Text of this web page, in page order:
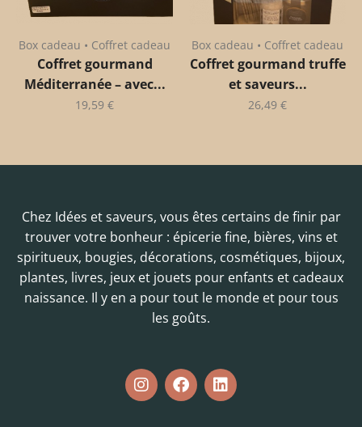
Box cadeau • Coffret cadeau
Coffret gourmand
Méditerranée – avec...
19,59 €
Box cadeau • Coffret cadeau
Coffret gourmand truffe
et saveurs...
26,49 €
Chez Idées et saveurs, vous êtes certains de finir par
trouver votre bonheur : épicerie fine, bières, vins et
spiritueux, bougies, décorations, cosmétiques, bijoux,
plantes, livres, jeux et jouets pour enfants et cadeaux
naissance. Il y en a pour tout le monde et pour tous
les goûts.